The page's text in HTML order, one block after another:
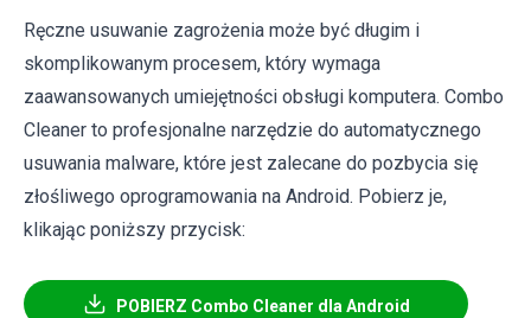
Ręczne usuwanie zagrożenia może być długim i
skomplikowanym procesem, który wymaga
zaawansowanych umiejętności obsługi komputera. Combo
Cleaner to profesjonalne narzędzie do automatycznego
usuwania malware, które jest zalecane do pozbycia się
złośliwego oprogramowania na Android. Pobierz je,
klikając poniższy przycisk:
POBIERZ Combo Cleaner dla Android